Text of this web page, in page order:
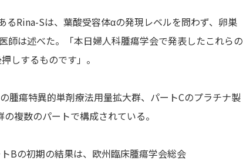
るRina-Sは、葉酸受容体αの発現レベルを問わず、卵巣
は述べた。「本日婦人科腫瘍学会で発表したこれらの
しするものです」。
腫瘍特異的単剤療法用量拡大群、パートCのプラチナ製
複数のパートで構成されている。
Bの初期の結果は、欧州臨床腫瘍学会総会